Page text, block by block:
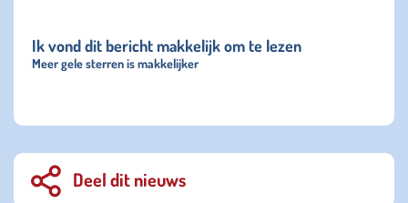
Ik vond dit bericht makkelijk om te lezen
Meer gele sterren is makkelijker
Deel dit nieuws